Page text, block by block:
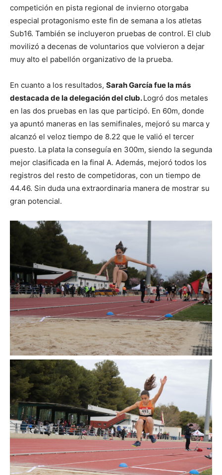
competición en pista regional de invierno otorgaba
especial protagonismo este fin de semana a los atletas
Sub16. También se incluyeron pruebas de control. El club
movilizó a decenas de voluntarios que volvieron a dejar
muy alto el pabellón organizativo de la prueba.
En cuanto a los resultados, Sarah García fue la más
destacada de la delegación del club.Logró dos metales
en las dos pruebas en las que participó. En 60m, donde
ya apuntó maneras en las semifinales, mejoró su marca y
alcanzó el veloz tiempo de 8.22 que le valió el tercer
puesto. La plata la conseguía en 300m, siendo la segunda
mejor clasificada en la final A. Además, mejoró todos los
registros del resto de competidoras, con un tiempo de
44.46. Sin duda una extraordinaria manera de mostrar su
gran potencial.